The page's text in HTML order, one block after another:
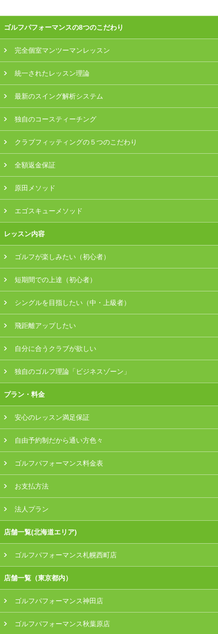
東京
関東（神奈川・埼玉・千葉）
受講生の声
よくある質問
採用情報
会員様ログイン
ゴルフパフォーマンスの8つのこだわり
完全個室マンツーマンレッスン
統一されたレッスン理論
最新のスイング解析システム
独自のコースティーチング
クラブフィッティングの５つのこだわり
全額返金保証
原田メソッド
エゴスキューメソッド
レッスン内容
ゴルフが楽しみたい（初心者）
短期間での上達（初心者）
シングルを目指したい（中・上級者）
飛距離アップしたい
自分に合うクラブが欲しい
独自のゴルフ理論「ビジネスゾーン」
プラン・料金
安心のレッスン満足保証
自由予約制だから通い方色々
ゴルフパフォーマンス料金表
お支払方法
法人プラン
店舗一覧(北海道エリア)
ゴルフパフォーマンス札幌西町店
店舗一覧（東京都内）
ゴルフパフォーマンス神田店
ゴルフパフォーマンス秋葉原店